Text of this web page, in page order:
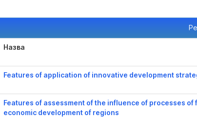
Назва
Features of application of innovative development
Features of assessment of the influence of processes
economic development of regions